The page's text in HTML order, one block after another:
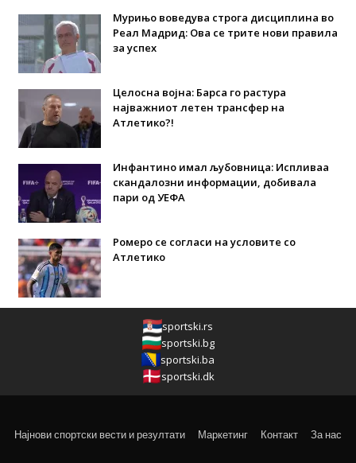
Мурињо воведува строга дисциплина во
Реал Мадрид: Ова се трите нови правила
за успех
Целосна војна: Барса го растура
најважниот летен трансфер на
Атлетико?!
Инфантино имал љубовница: Испливаа
скандалозни информации, добивала
пари од УЕФА
Ромеро се согласи на условите со
Атлетико
sportski.rs
sportski.bg
sportski.ba
sportski.dk
Најнови спортски вести и резултати Маркетинг Контакт За нас